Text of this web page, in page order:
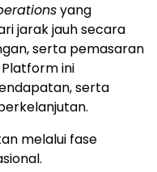
yang
jarak jauh secara
serta pemasaran
ini
serta
melalui fase